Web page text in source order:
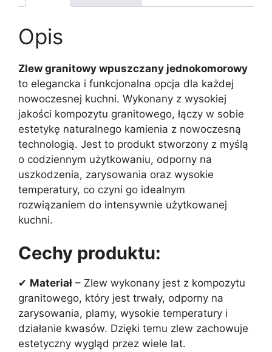
Opis
Zlew granitowy wpuszczany jednokomorowy
to elegancka i funkcjonalna opcja dla każdej
nowoczesnej kuchni. Wykonany z wysokiej
jakości kompozytu granitowego, łączy w sobie
estetykę naturalnego kamienia z nowoczesną
technologią. Jest to produkt stworzony z myślą
o codziennym użytkowaniu, odporny na
uszkodzenia, zarysowania oraz wysokie
temperatury, co czyni go idealnym
rozwiązaniem do intensywnie użytkowanej
kuchni.
Cechy produktu:
✔ Materiał – Zlew wykonany jest z kompozytu
granitowego, który jest trwały, odporny na
zarysowania, plamy, wysokie temperatury i
działanie kwasów. Dzięki temu zlew zachowuje
estetyczny wygląd przez wiele lat.